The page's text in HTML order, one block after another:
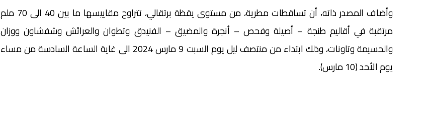
وأضاف المصدر ذاته، أن تساقطات مطرية، من مستوى يقظة برتقالي، تتراوح مقاييسها ما بين 40 الى 70 ملم
مرتقبة في أقاليم طنجة – أصيلة وفحص – أنجرة والمضيق – الفنيدق وتطوان والعرائش وشفشاون ووزان
والحسيمة وتاونات، وذلك ابتداء من منتصف ليل يوم السبت 9 مارس 2024 الى غاية الساعة السادسة من مساء
يوم الأحد (10 مارس).